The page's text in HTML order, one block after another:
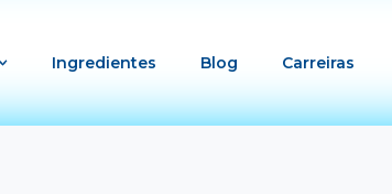
Ingredientes Blog Carreiras